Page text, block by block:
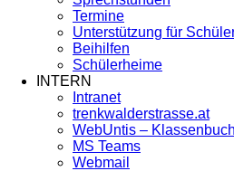
Termine
Unterstützung für
Beihilfen
Schülerheime
INTERN
Intranet
trenkwalderstrasse.at
WebUntis – Klassenbuch
MS Teams
Webmail